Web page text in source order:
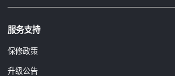
服务支持
保修政策
升级公告